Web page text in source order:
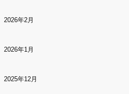
2026年2月
2026年1月
2025年12月